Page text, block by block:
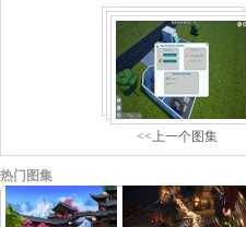
<<上一个图集
热门图集